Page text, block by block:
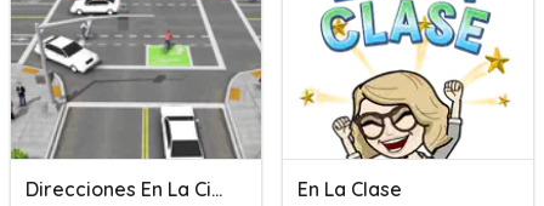
Direcciones En La Ciudad En La Clase